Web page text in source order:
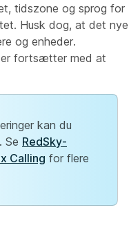
tidszone og sprog for
Husk dog, at det nye
og enheder.
fortsætter med at
kan du
Se RedSky-
Calling for flere